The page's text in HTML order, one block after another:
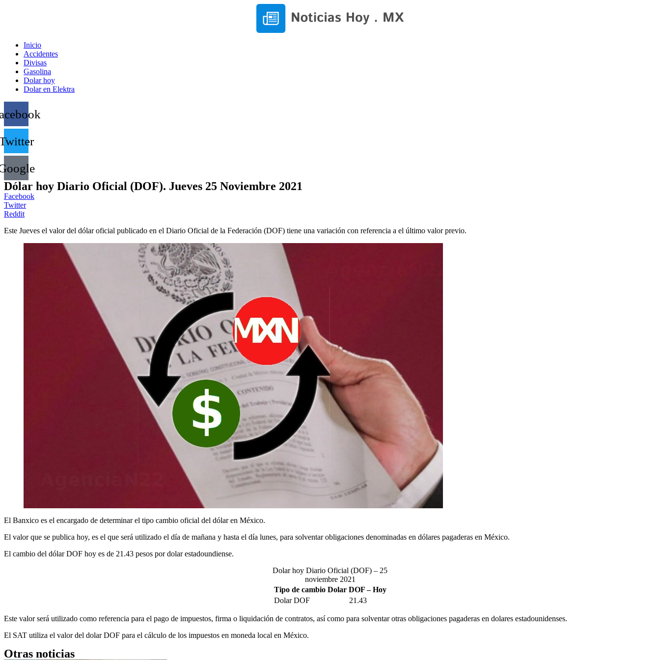
Inicio
Accidentes
Divisas
Gasolina
Dolar hoy
Dolar en Elektra
Dólar hoy Diario Oficial (DOF). Jueves 25 Noviembre 2021
Facebook
Twitter
Reddit
Este Jueves el valor del dólar oficial publicado en el Diario Oficial de la Federación (DOF) tiene una variación con referencia a el último valor previo.
El Banxico es el encargado de determinar el tipo cambio oficial del dólar en México.
El valor que se publica hoy, es el que será utilizado el día de mañana y hasta el día lunes, para solventar obligaciones denominadas en dólares pagaderas en México.
El cambio del dólar DOF hoy es de 21.43 pesos por dolar estadoundiense.
Dolar hoy Diario Oficial (DOF) – 25
noviembre 2021
Tipo de cambio Dolar DOF – Hoy
Dolar DOF
21.43
Este valor será utilizado como referencia para el pago de impuestos, firma o liquidación de contratos, así como para solventar otras obligaciones pagaderas en dolares estadounidenses.
El SAT utiliza el valor del dolar DOF para el cálculo de los impuestos en moneda local en México.
Otras noticias